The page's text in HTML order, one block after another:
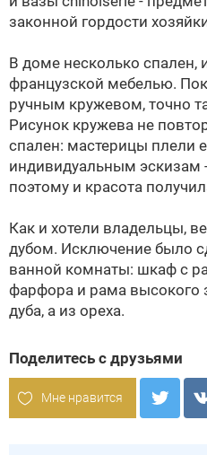
законной гордости
В доме несколько спален,
французской мебелью.
ручным кружевом, точно
Рисунок кружева не
спален: мастерицы плели
индивидуальным эскизам
поэтому и красота
Как и хотели владельцы,
дубом. Исключение было
ванной комнаты: шкаф с
фарфора и рама высокого
дуба, а из ореха.
Поделитесь с друзьями
Мне нравится